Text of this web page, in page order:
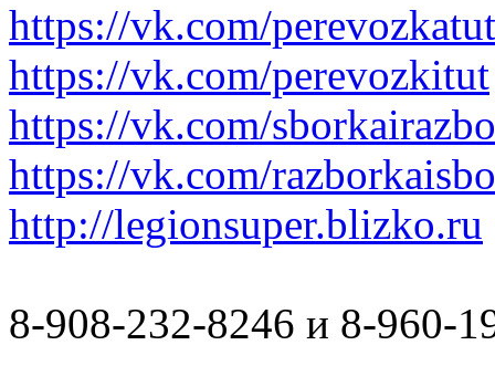
https://vk.com/perevozkatut
https://vk.com/perevozkitut
https://vk.com/
https://vk.com/
http://legionsuper.blizko.ru
8-908-232-8246 и 8-960-